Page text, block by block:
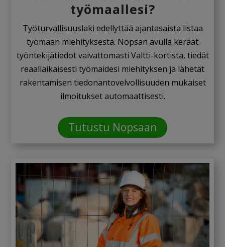
työmaallesi?
Työturvallisuuslaki edellyttää ajantasaista listaa
työmaan miehityksestä. Nopsan avulla keräät
työntekijätiedot vaivattomasti Valtti-kortista, tiedät
reaaliaikaisesti työmaidesi miehityksen ja lähetät
rakentamisen tiedonantovelvollisuuden mukaiset
ilmoitukset automaattisesti.
Tutustu Nopsaan